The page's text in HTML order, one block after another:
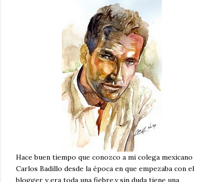
Hace buen tiempo que conozco a mi colega mexicano
Carlos Badillo desde la época en que empezaba con el
blogger y era toda una fiebre,y sin duda tiene una